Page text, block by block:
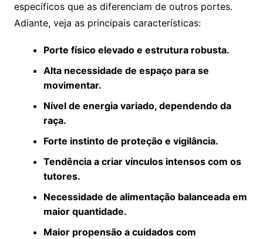
específicos que as diferenciam de outros portes.
Adiante, veja as principais características:
Porte físico elevado e estrutura robusta.
Alta necessidade de espaço para se
movimentar.
Nível de energia variado, dependendo da
raça.
Forte instinto de proteção e vigilância.
Tendência a criar vínculos intensos com os
tutores.
Necessidade de alimentação balanceada em
maior quantidade.
Maior propensão a cuidados com